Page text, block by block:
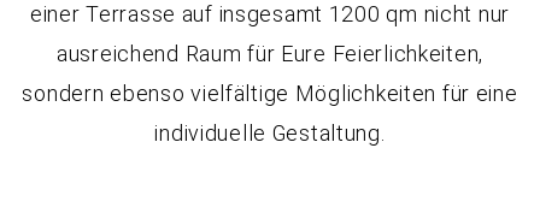
einer Terrasse auf insgesamt 1200 qm nicht nur
ausreichend Raum für Eure Feierlichkeiten,
sondern ebenso vielfältige Möglichkeiten für eine
individuelle Gestaltung.